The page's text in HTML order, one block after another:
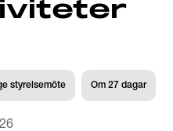
styrelsemöte Om 27 dagar